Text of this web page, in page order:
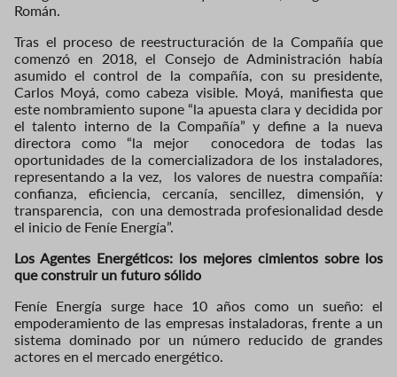
Román.
Tras el proceso de reestructuración de la Compañía que
comenzó en 2018, el Consejo de Administración había
asumido el control de la compañía, con su presidente,
Carlos Moyá, como cabeza visible. Moyá, manifiesta que
este nombramiento supone “la apuesta clara y decidida por
el talento interno de la Compañía” y define a la nueva
directora como “la mejor conocedora de todas las
oportunidades de la comercializadora de los instaladores,
representando a la vez, los valores de nuestra compañía:
confianza, eficiencia, cercanía, sencillez, dimensión, y
transparencia, con una demostrada profesionalidad desde
el inicio de Feníe Energía”.
Los Agentes Energéticos: los mejores cimientos sobre los
que construir un futuro sólido
Feníe Energía surge hace 10 años como un sueño: el
empoderamiento de las empresas instaladoras, frente a un
sistema dominado por un número reducido de grandes
actores en el mercado energético.